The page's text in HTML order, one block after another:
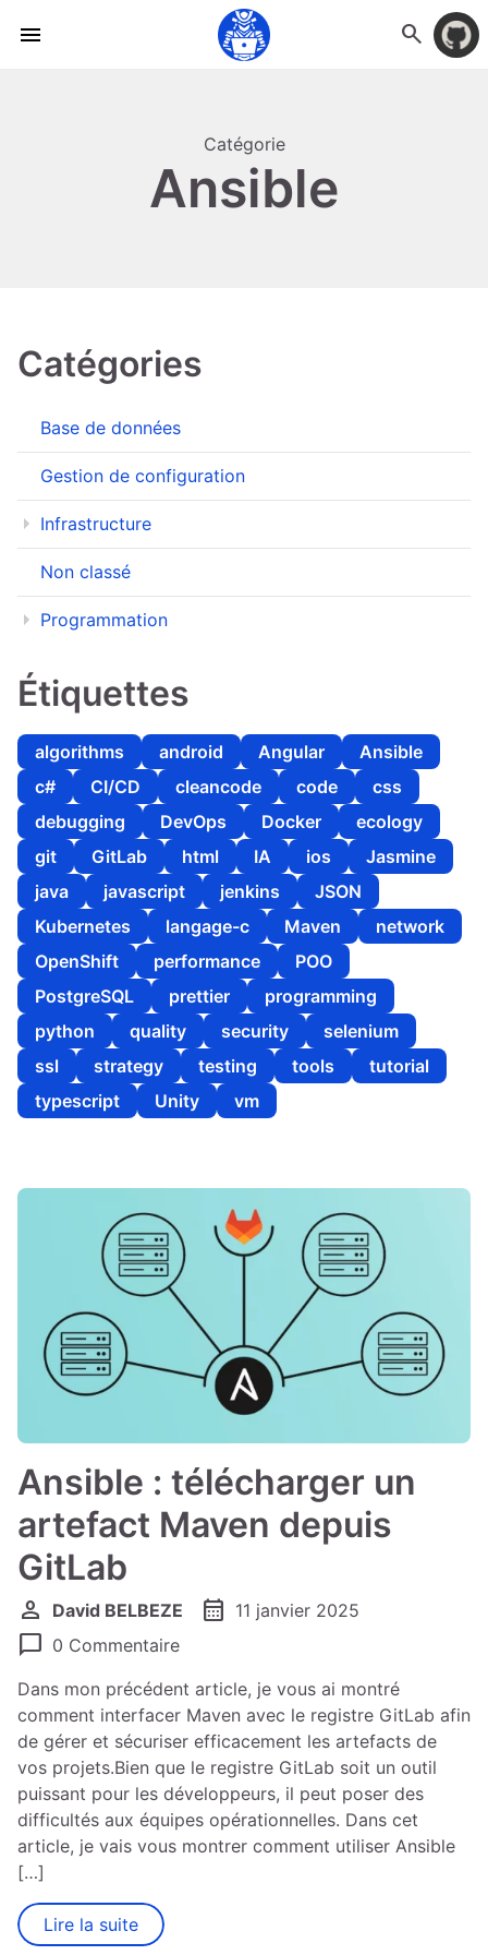
menu search
Catégorie
Ansible
Ansible : télécharger un
artefact Maven depuis
GitLab
person David BELBEZE calendar_month 11 janvier 2025
chat_bubble 0 Commentaire
Dans mon précédent article, je vous ai montré
comment interfacer Maven avec le registre GitLab afin
de gérer et sécuriser efficacement les artefacts de
vos projets.Bien que le registre GitLab soit un outil
puissant pour les développeurs, il peut poser des
difficultés aux équipes opérationnelles. Dans cet
article, je vais vous montrer comment utiliser Ansible
[…]
Lire la suite
Catégories
Base de données
Gestion de configuration
Infrastructure
Non classé
Programmation
Étiquettes
algorithms android Angular
Ansible
c#
CI/CD cleancode code
css
debugging
DevOps Docker
ecology
git
GitLab html IA ios
Jasmine
java
javascript jenkins
JSON
Kubernetes
langage-c Maven
network
OpenShift
performance
POO
PostgreSQL
prettier
programming
python
quality security
selenium
ssl
strategy testing tools
tutorial
typescript
Unity vm